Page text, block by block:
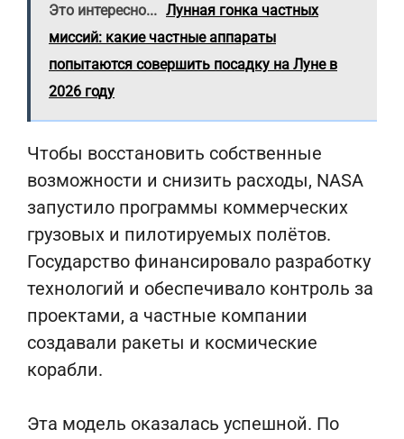
Это интересно... Лунная гонка частных
миссий: какие частные аппараты
попытаются совершить посадку на Луне в
2026 году
Чтобы восстановить собственные
возможности и снизить расходы, NASA
запустило программы коммерческих
грузовых и пилотируемых полётов.
Государство финансировало разработку
технологий и обеспечивало контроль за
проектами, а частные компании
создавали ракеты и космические
корабли.
Эта модель оказалась успешной. По